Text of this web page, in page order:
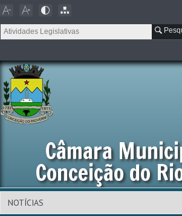
Câmara
Conceição do